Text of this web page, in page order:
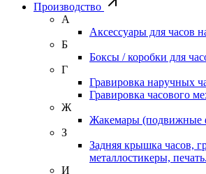
Производство
А
Аксессуары для часов
Б
Боксы / коробки для
Г
Гравировка наручных
Гравировка часового
Ж
Жакемары (подвижные
З
Задняя крышка часов,
металлостикеры, печать.
И